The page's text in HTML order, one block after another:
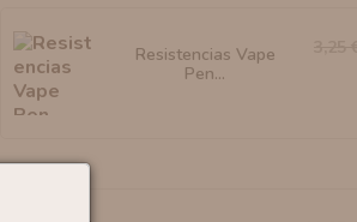
Resistencias Vape
Pen...